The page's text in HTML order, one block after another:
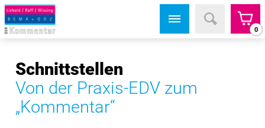
0
Schnittstellen
Von der Praxis-EDV zum
„Kommentar“